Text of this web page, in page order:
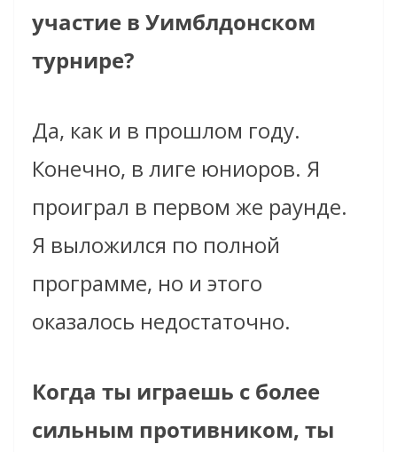
участие в Уимблдонском
турнире?
Да, как и в прошлом году.
Конечно, в лиге юниоров. Я
проиграл в первом же раунде.
Я выложился по полной
программе, но и этого
оказалось недостаточно.
Когда ты играешь с более
сильным противником, ты